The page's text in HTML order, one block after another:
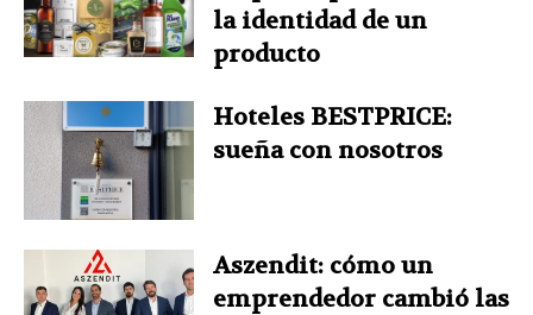
la identidad de un
producto
Hoteles BESTPRICE:
sueña con nosotros
Aszendit: cómo un
emprendedor cambió las